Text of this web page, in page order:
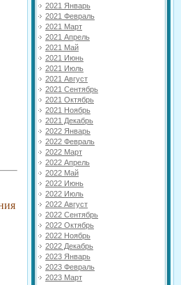
2021 Январь
2021 Февраль
2021 Март
2021 Апрель
2021 Май
2021 Июнь
2021 Июль
2021 Август
2021 Сентябрь
2021 Октябрь
2021 Ноябрь
2021 Декабрь
2022 Январь
2022 Февраль
2022 Март
2022 Апрель
2022 Май
2022 Июнь
2022 Июль
2022 Август
2022 Сентябрь
2022 Октябрь
2022 Ноябрь
2022 Декабрь
2023 Январь
2023 Февраль
2023 Март